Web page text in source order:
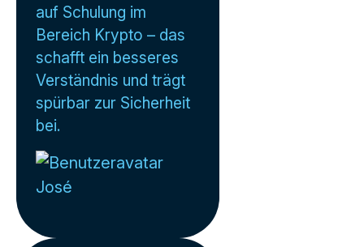
auf Schulung im
Bereich Krypto – das
schafft ein besseres
Verständnis und trägt
spürbar zur Sicherheit
bei.
José